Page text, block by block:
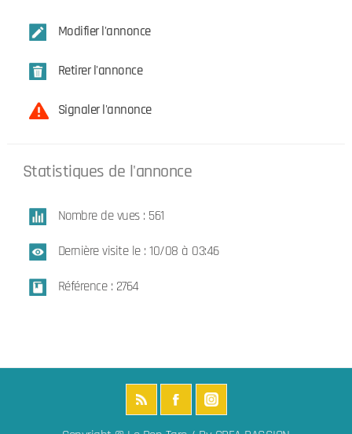
Modifier l'annonce
Retirer l'annonce
Signaler l'annonce
Statistiques de l'annonce
Nombre de vues : 561
Dernière visite le : 10/08 à 03:46
Référence : 2764